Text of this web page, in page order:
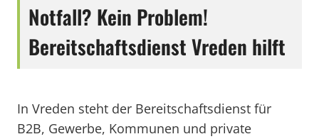
Notfall? Kein Problem!
Bereitschaftsdienst Vreden hilft
In Vreden steht der Bereitschaftsdienst für
B2B, Gewerbe, Kommunen und private